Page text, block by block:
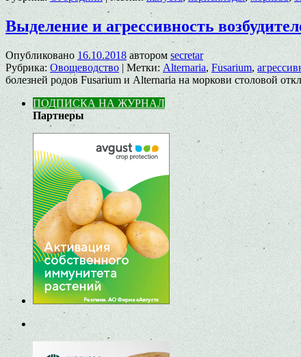
Выделение и агрессивность
Опубликовано 16.10.2018 автором secretar
Рубрика: Овощеводство | Метки: Alternaria, Fusarium,
болезней родов Fusarium и Аlternaria на моркови столовой
ПОДПИСКА НА ЖУРНАЛ
Партнеры